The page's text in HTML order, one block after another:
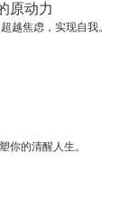
原动力
越焦虑，实现自我。
你的清醒人生。